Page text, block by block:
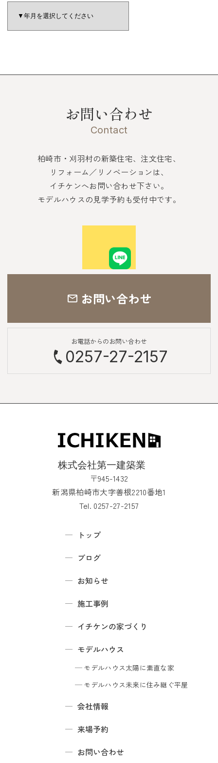
お問い合わせ
Contact
柏崎市・刈羽村の新築住宅、注文住宅、
リフォーム／リノベーションは、
イチケンへお問い合わせ下さい。
モデルハウスの見学予約も受付中です。
お問い合わせ
お電話からのお問い合わせ
0257-27-2157
〒945-1432
新潟県柏崎市大字善根2210番地1
Tel. 0257-27-2157
トップ
ブログ
お知らせ
施工事例
イチケンの家づくり
モデルハウス
モデルハウス太陽に素直な家
モデルハウス未来に住み継ぐ平屋
会社情報
来場予約
お問い合わせ